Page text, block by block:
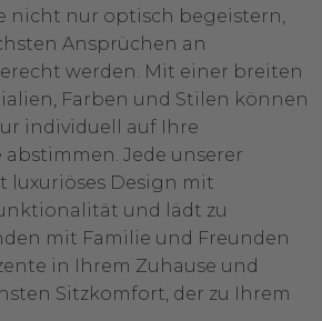
nicht nur optisch begeistern,
Ansprüchen an
werden. Mit einer breiten
Farben und Stilen können
individuell auf Ihre
Jede unserer
luxuriöses Design mit
und lädt zu
mit Familie und Freunden
in Ihrem Zuhause und
Sitzkomfort, der zu Ihrem